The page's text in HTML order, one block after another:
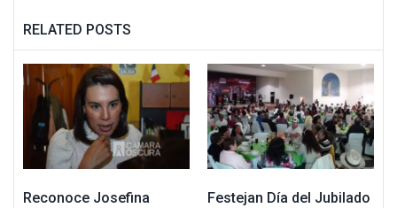
RELATED POSTS
Reconoce Josefina
Festejan Día del Jubilado